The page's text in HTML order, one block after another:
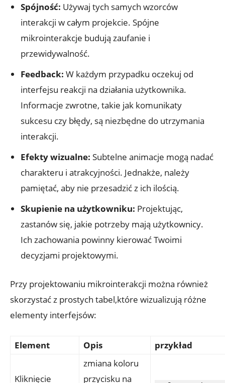
Spójność: Używaj tych samych wzorców
interakcji w całym projekcie. Spójne
mikrointerakcje budują zaufanie i
przewidywalność.
Feedback: W każdym przypadku oczekuj od
interfejsu reakcji na działania użytkownika.
Informacje zwrotne, takie jak komunikaty
sukcesu czy błędy, są niezbędne do utrzymania
interakcji.
Efekty wizualne: Subtelne animacje mogą nadać
charakteru i atrakcyjności. Jednakże, należy
pamiętać, aby nie przesadzić z ich ilością.
Skupienie na użytkowniku: Projektując,
zastanów się, jakie potrzeby mają użytkownicy.
Ich zachowania powinny kierować Twoimi
decyzjami projektowymi.
Przy projektowaniu mikrointerakcji można również
skorzystać z prostych tabel,które wizualizują różne
elementy interfejsów:
Element Opis przykład
Kliknięcie
zmiana koloru
przycisku na